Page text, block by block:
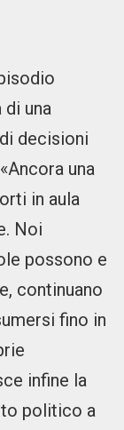
di una
decisioni
una
in aula
Noi
possono e
continuano
fino in
infine la
politico a